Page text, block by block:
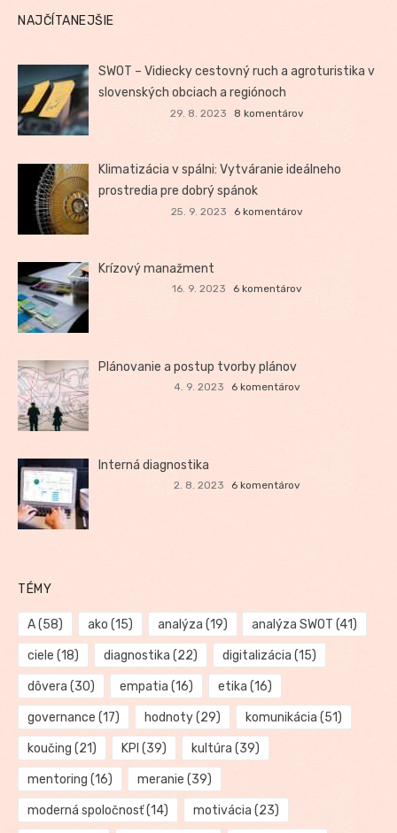
NAJČÍTANEJŠIE
SWOT – Vidiecky cestovný ruch a agroturistika v
slovenských obciach a regiónoch
29. 8. 2023 8 komentárov
Klimatizácia v spálni: Vytváranie ideálneho
prostredia pre dobrý spánok
25. 9. 2023 6 komentárov
Krízový manažment
16. 9. 2023 6 komentárov
Plánovanie a postup tvorby plánov
4. 9. 2023 6 komentárov
Interná diagnostika
2. 8. 2023 6 komentárov
TÉMY
A(58) ako (15) analýza (19) analýza SWOT (41)
ciele (18) diagnostika (22) digitalizácia (15)
dôvera (30) empatia (16) etika (16)
governance (17) hodnoty(29) komunikácia (51)
koučing (21) KPI (39) kultúra (39)
mentoring (16) meranie (39)
moderná spoločnosť(14) motivácia (23)